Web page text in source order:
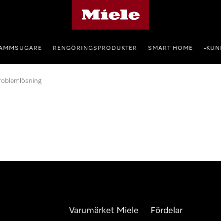
RENGÖRINGSPRODUKTER SMART HOME •
Varumärket Miele Fördelar